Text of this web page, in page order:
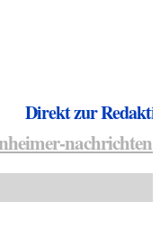
Direkt zur